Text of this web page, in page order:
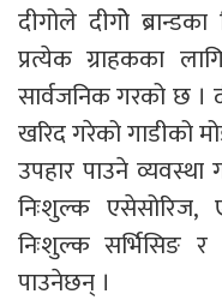
दीगोले दीगोे
प्रत्येक ग्राहकका
सार्वजनिक गरको छ ।
खरिद गरेको गाडीको
उपहार पाउने
निःशुल्क
निःशुल्क सर्भिसिङ
पाउनेछन् ।